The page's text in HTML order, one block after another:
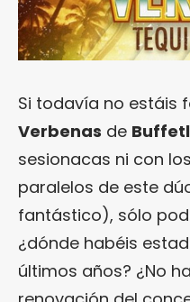
Si todavía no estáis
Verbenas de
sesionacas ni con
paralelos de este
fantástico), sólo
¿dónde habéis
últimos años? ¿No